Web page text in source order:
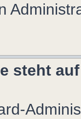
steht